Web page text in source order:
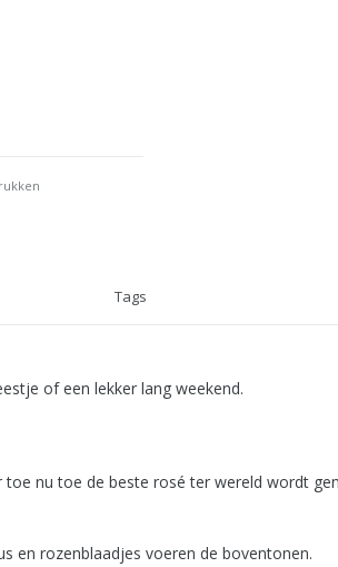
Tags
of een lekker lang weekend.
nu toe de beste rosé ter wereld wordt
en rozenblaadjes voeren de boventonen.